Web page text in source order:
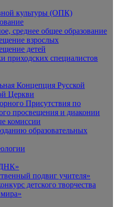
культуры (ОПК)
среднее общее образование
взрослых
детей
приходских специалистов
Концепция Русской
Церкви
Присутствия по
просвещения и диаконии
комиссии
образовательных
подвиг учителя»
детского творчества